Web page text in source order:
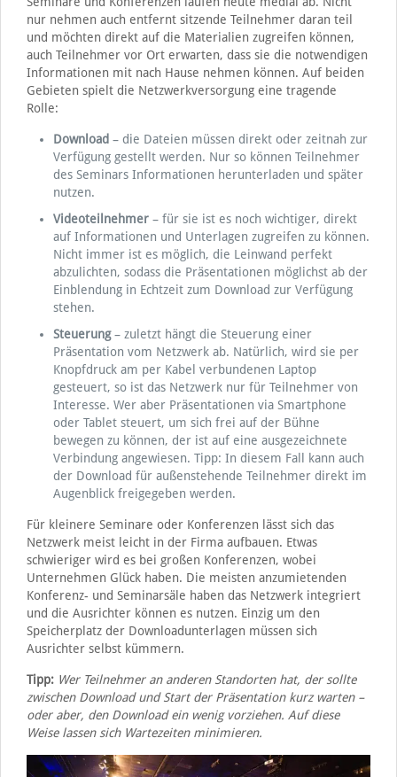
nur nehmen auch entfernt sitzende Teilnehmer daran teil
und möchten direkt auf die Materialien zugreifen können,
auch Teilnehmer vor Ort erwarten, dass sie die notwendigen
Informationen mit nach Hause nehmen können. Auf beiden
Gebieten spielt die Netzwerkversorgung eine tragende
Rolle:
Download – die Dateien müssen direkt oder zeitnah zur
Verfügung gestellt werden. Nur so können Teilnehmer
des Seminars Informationen herunterladen und später
nutzen.
Videoteilnehmer– für sie ist es noch wichtiger, direkt
auf Informationen und Unterlagen zugreifen zu können.
Nicht immer ist es möglich, die Leinwand perfekt
abzulichten, sodass die Präsentationen möglichst ab der
Einblendung in Echtzeit zum Download zur Verfügung
stehen.
Steuerung– zuletzt hängt die Steuerung einer
Präsentation vom Netzwerk ab. Natürlich, wird sie per
Knopfdruck am per Kabel verbundenen Laptop
gesteuert, so ist das Netzwerk nur für Teilnehmer von
Interesse. Wer aber Präsentationen via Smartphone
oder Tablet steuert, um sich frei auf der Bühne
bewegen zu können, der ist auf eine ausgezeichnete
Verbindung angewiesen. Tipp: In diesem Fall kann auch
der Download für außenstehende Teilnehmer direkt im
Augenblick freigegeben werden.
Für kleinere Seminare oder Konferenzen lässt sich das
Netzwerk meist leicht in der Firma aufbauen. Etwas
schwieriger wird es bei großen Konferenzen, wobei
Unternehmen Glück haben. Die meisten anzumietenden
Konferenz- und Seminarsäle haben das Netzwerk integriert
und die Ausrichter können es nutzen. Einzig um den
Speicherplatz der Downloadunterlagen müssen sich
Ausrichter selbst kümmern.
Tipp: Wer Teilnehmer an anderen Standorten hat, der sollte
zwischen Download und Start der Präsentation kurz warten –
oder aber, den Download ein wenig vorziehen. Auf diese
Weise lassen sich Wartezeiten minimieren.